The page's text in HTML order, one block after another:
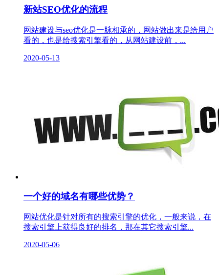
新站SEO优化的流程
网站建设与seo优化是一脉相承的，网站做出来是给用户
看的，也是给搜索引擎看的，从网站建设前，...
2020-05-13
一个好的域名有哪些优势？
网站优化是针对所有的搜索引擎的优化，一般来说，在
搜索引擎上获得良好的排名，那在其它搜索引擎...
2020-05-06